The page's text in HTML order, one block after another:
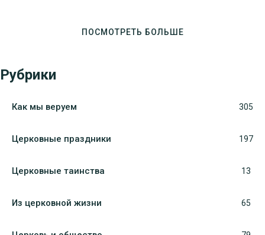
ПОСМОТРЕТЬ БОЛЬШЕ
Рубрики
Как мы веруем 305
Церковные праздники 197
Церковные таинства 13
Из церковной жизни 65